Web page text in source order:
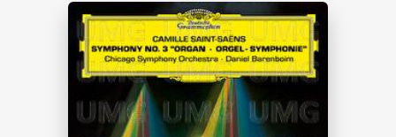
TOUR